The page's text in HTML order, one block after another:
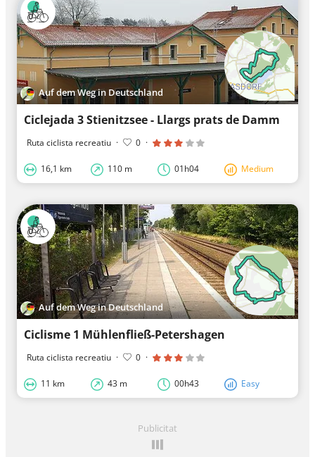
Auf dem Weg in Deutschland
Ciclejada 3 Stienitzsee - Llargs prats de Damm
Ruta ciclista recreatiu · 0 ·
16,1 km 110 m 01h04 Medium
Auf dem Weg in Deutschland
Ciclisme 1 Mühlenfließ-Petershagen
Ruta ciclista recreatiu · 0 ·
11 km 43 m 00h43 Easy
Publicitat